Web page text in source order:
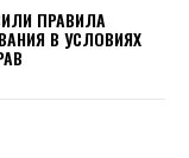
ПРАВИЛА
В УСЛОВИЯХ